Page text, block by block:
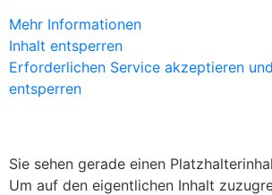
Mehr Informationen
Inhalt entsperren
Erforderlichen Service akzeptieren
entsperren
Sie sehen gerade einen
Um auf den eigentlichen Inhalt